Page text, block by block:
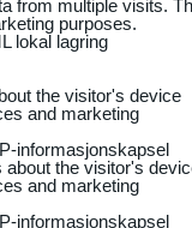
from multiple visits.
purposes.
lokal lagring
the visitor's device
and marketing
informasjonskapsel
about the visitor's
and marketing
informasjonskapsel